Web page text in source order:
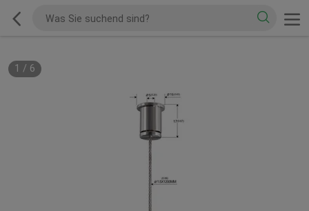
1 / 6